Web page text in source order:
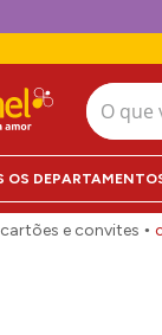
O que
cartões e convites